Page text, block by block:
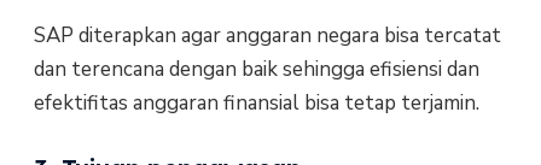
SAP diterapkan agar anggaran negara bisa tercatat
dan terencana dengan baik sehingga efisiensi dan
efektifitas anggaran finansial bisa tetap terjamin.